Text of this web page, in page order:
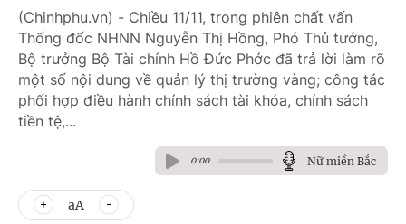
(Chinhphu.vn) - Chiều 11/11, trong phiên chất vấn
Thống đốc NHNN Nguyễn Thị Hồng, Phó Thủ tướng,
Bộ trưởng Bộ Tài chính Hồ Đức Phớc đã trả lời làm rõ
một số nội dung về quản lý thị trường vàng; công tác
phối hợp điều hành chính sách tài khóa, chính sách
tiền tệ,...
0:00 Nữ miền Bắc
aA